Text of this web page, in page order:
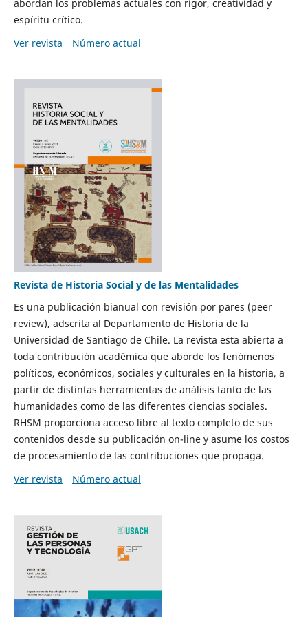
abordan los problemas actuales con rigor, creatividad y
espíritu crítico.
Ver revista
Número actual
Revista de Historia Social y de las Mentalidades
Es una publicación bianual con revisión por pares (peer
review), adscrita al Departamento de Historia de la
Universidad de Santiago de Chile. La revista esta abierta a
toda contribución académica que aborde los fenómenos
políticos, económicos, sociales y culturales en la historia, a
partir de distintas herramientas de análisis tanto de las
humanidades como de las diferentes ciencias sociales.
RHSM proporciona acceso libre al texto completo de sus
contenidos desde su publicación on-line y asume los costos
de procesamiento de las contribuciones que propaga.
Ver revista
Número actual